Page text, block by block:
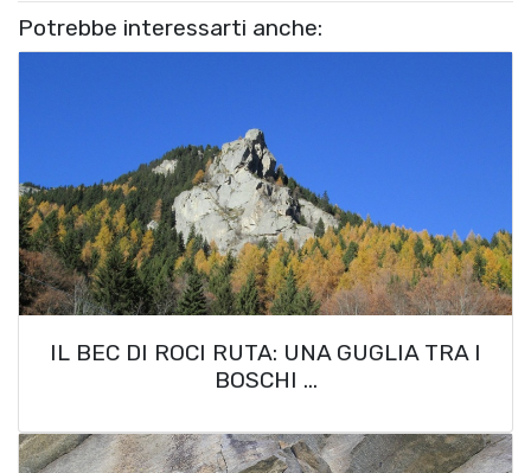
Potrebbe interessarti anche:
IL BEC DI ROCI RUTA: UNA GUGLIA TRA I
BOSCHI …